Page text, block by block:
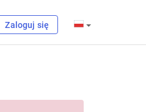
Zaloguj się